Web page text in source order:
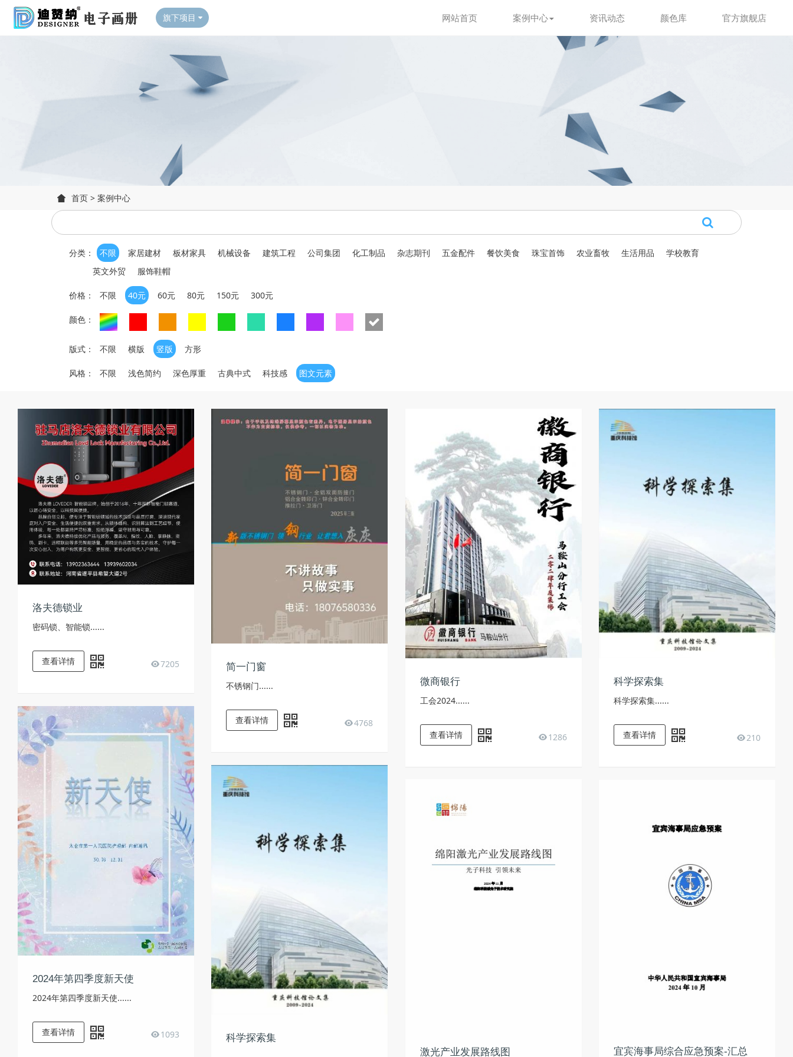
旗下项目 网站首页 案例中心 资讯动态 颜色库 官方旗舰店
首页 > 案例中心
分类： 不限 家居建材 板材家具 机械设备 建筑工程 公司集团 化工制品 杂志期刊 五金配件 餐饮美食 珠宝首饰 农业畜牧 生活用品
学校教育
英文外贸
服饰鞋帽
价格： 不限 40元 60元 80元 150元 300元
颜色：
版式： 不限 横版 竖版 方形
风格： 不限 浅色简约 深色厚重 古典中式 科技感 图文元素
洛夫德锁业
密码锁、智能锁......
7205
查看详情
简一门窗
不锈钢门......
4768
查看详情
微商银行
工会2024......
1286
查看详情
科学探索集
科学探索集......
210
查看详情
2024年第四季度新天使
2024年第四季度新天使......
1093
查看详情
科学探索集
激光产业发展路线图 宜宾海事局综合应急预案-汇总